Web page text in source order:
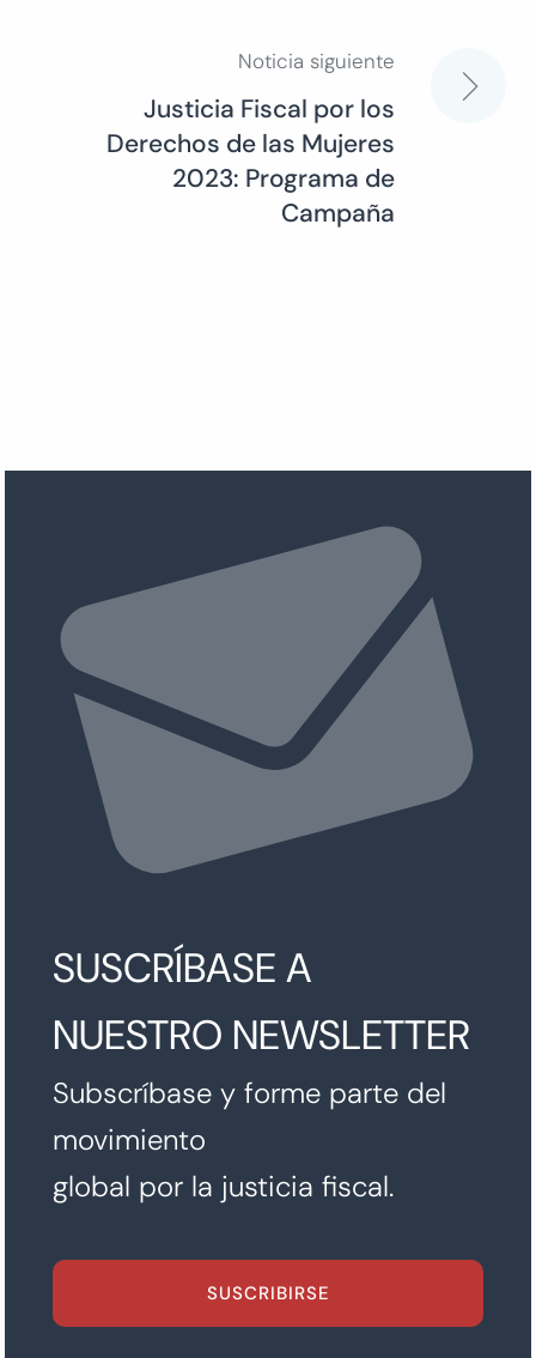
Noticia siguiente
Justicia Fiscal por los
Derechos de las Mujeres
2023: Programa de
Campaña
SUSCRÍBASE A
NUESTRO NEWSLETTER
Subscríbase y forme parte del
movimiento
global por la justicia fiscal.
SUSCRIBIRSE